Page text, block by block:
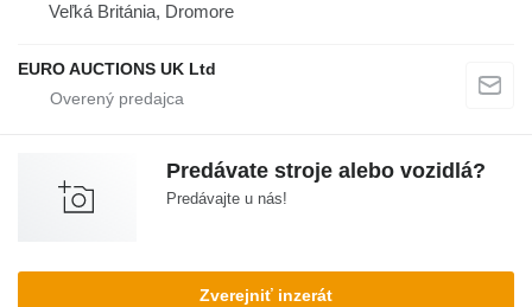
Veľká Británia, Dromore
EURO AUCTIONS UK Ltd
Predávate stroje alebo vozidlá?
Predávajte u nás!
Zverejniť inzerát